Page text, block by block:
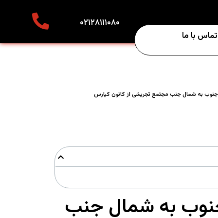
تماس با ما
۰۲۱۲۸۱۱۱۰۸۰
جنوب به شمال جنب مجتمع تجریشی از کانون کیارس
جنوب به شمال جنب